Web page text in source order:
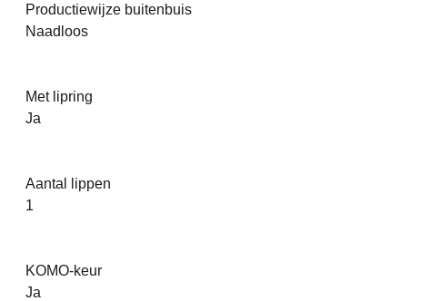
Productiewijze buitenbuis
Naadloos
Met lipring
Ja
Aantal lippen
1
KOMO-keur
Ja